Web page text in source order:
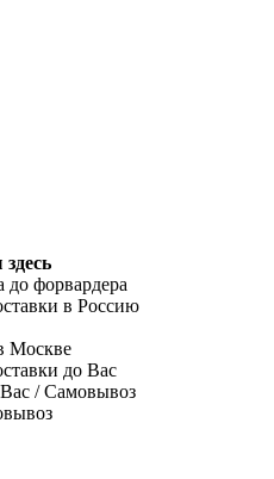
до форвардера
в Россию
Москве
до Вас
/ Самовывоз